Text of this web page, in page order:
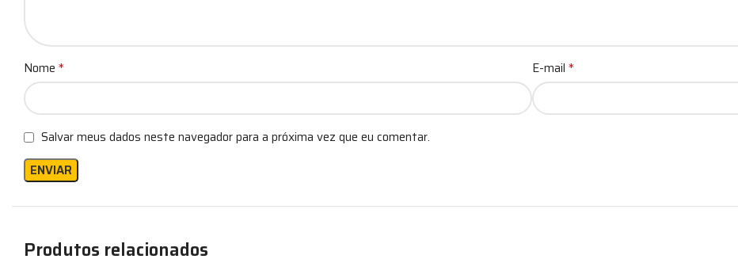
Nome * E-mail *
Salvar meus dados neste navegador para a próxima vez que eu comentar.
Produtos relacionados